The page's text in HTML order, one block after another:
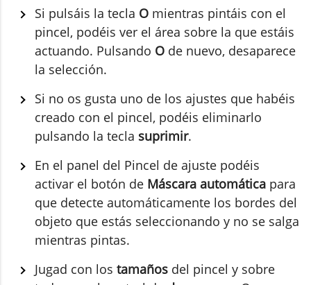
Si pulsáis la tecla O mientras pintáis con el
pincel, podéis ver el área sobre la que estáis
actuando. Pulsando O de nuevo, desaparece
la selección.
Si no os gusta uno de los ajustes que habéis
creado con el pincel, podéis eliminarlo
pulsando la tecla suprimir.
En el panel del Pincel de ajuste podéis
activar el botón de Máscara automática para
que detecte automáticamente los bordes del
objeto que estás seleccionando y no se salga
mientras pintas.
Jugad con los tamaños del pincel y sobre